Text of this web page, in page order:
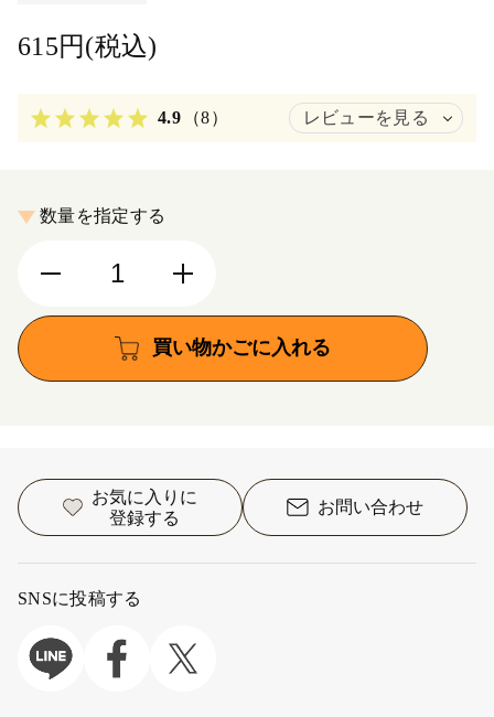
615円(税込)
4.9 （8） レビューを見る
数量を指定する
買い物かごに入れる
お気に入りに
登録する
お問い合わせ
SNSに投稿する